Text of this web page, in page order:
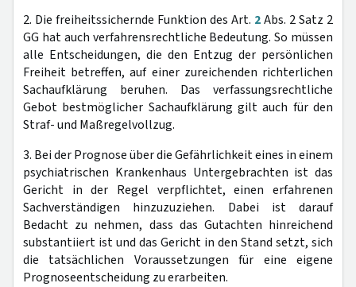
2. Die freiheitssichernde Funktion des Art. 2Abs. 2 Satz 2
GG hat auch verfahrensrechtliche Bedeutung. So müssen
alle Entscheidungen, die den Entzug der persönlichen
Freiheit betreffen, auf einer zureichenden richterlichen
Sachaufklärung beruhen. Das verfassungsrechtliche
Gebot bestmöglicher Sachaufklärung gilt auch für den
Straf- und Maßregelvollzug.
3. Bei der Prognose über die Gefährlichkeit eines in einem
psychiatrischen Krankenhaus Untergebrachten ist das
Gericht in der Regel verpflichtet, einen erfahrenen
Sachverständigen hinzuzuziehen. Dabei ist darauf
Bedacht zu nehmen, dass das Gutachten hinreichend
substantiiert ist und das Gericht in den Stand setzt, sich
die tatsächlichen Voraussetzungen für eine eigene
Prognoseentscheidung zu erarbeiten.